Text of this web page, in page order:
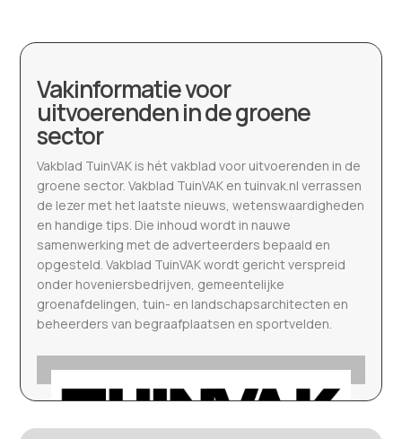
Vakinformatie voor
uitvoerenden in de groene
sector
Vakblad TuinVAK is hét vakblad voor uitvoerenden in de
groene sector. Vakblad TuinVAK en tuinvak.nl verrassen
de lezer met het laatste nieuws, wetenswaardigheden
en handige tips. Die inhoud wordt in nauwe
samenwerking met de adverteerders bepaald en
opgesteld. Vakblad TuinVAK wordt gericht verspreid
onder hoveniersbedrijven, gemeentelijke
groenafdelingen, tuin- en landschapsarchitecten en
beheerders van begraafplaatsen en sportvelden.